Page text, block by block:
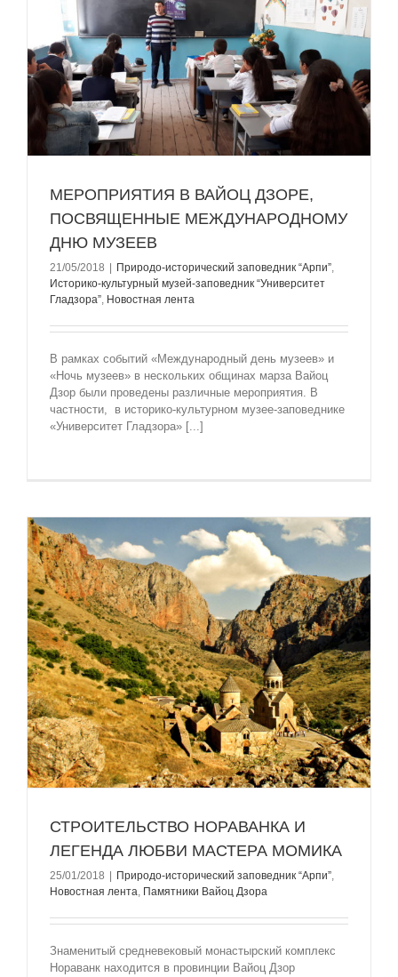
МЕРОПРИЯТИЯ В ВАЙОЦ ДЗОРЕ,
ПОСВЯЩЕННЫЕ МЕЖДУНАРОДНОМУ
ДНЮ МУЗЕЕВ
21/05/2018 | Природо-исторический заповедник “Арпи”,
Историко-культурный музей-заповедник “Университет
Гладзорa”, Новостная лента
В рамках событий «Международный день музеев» и
«Ночь музеев» в нескольких общинах марза Вайоц
Дзор были проведены различные мероприятия. В
частности, в историко-культурном музее-заповеднике
«Университет Гладзора» [...]
СТРОИТЕЛЬСТВО НОРАВАНКА И
ЛЕГЕНДА ЛЮБВИ МАСТЕРА МОМИКА
25/01/2018 Природо-исторический заповедник “Арпи”,
Новостная лента, Памятники Вайоц Дзора
Знаменитый средневековый монастырский комплекс
Нораванк находится в провинции Вайоц Дзор